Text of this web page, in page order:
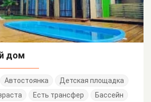
дом
Автостоянка
Детская площадка
Есть трансфер
Бассейн